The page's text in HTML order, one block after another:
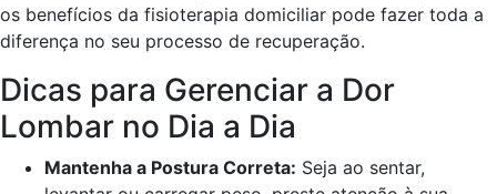
os benefícios da fisioterapia domiciliar pode fazer toda a
diferença no seu processo de recuperação.
Dicas para Gerenciar a Dor
Lombar no Dia a Dia
Mantenha a Postura Correta: Seja ao sentar,